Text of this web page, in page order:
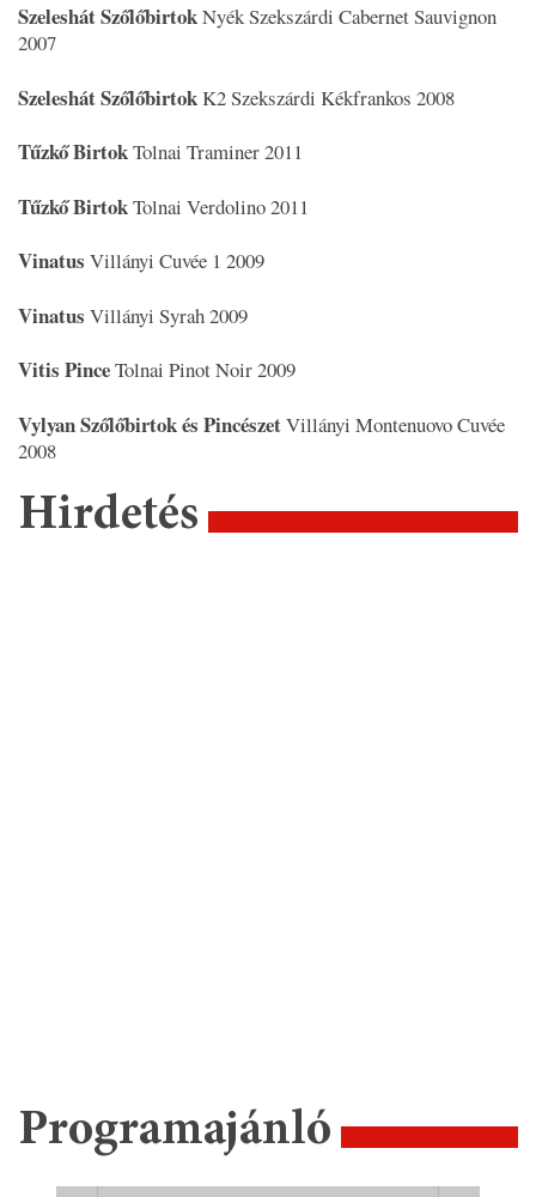
Szeleshát SzőlőbirtokNyék Szekszárdi Cabernet Sauvignon
2007
Szeleshát SzőlőbirtokK2 Szekszárdi Kékfrankos 2008
Tűzkő BirtokTolnai Traminer 2011
Tűzkő BirtokTolnai Verdolino 2011
Vinatus Villányi Cuvée 1 2009
Vinatus Villányi Syrah 2009
Vitis PinceTolnai Pinot Noir 2009
Vylyan Szőlőbirtok és PincészetVillányi Montenuovo Cuvée
2008
Hirdetés
Programajánló